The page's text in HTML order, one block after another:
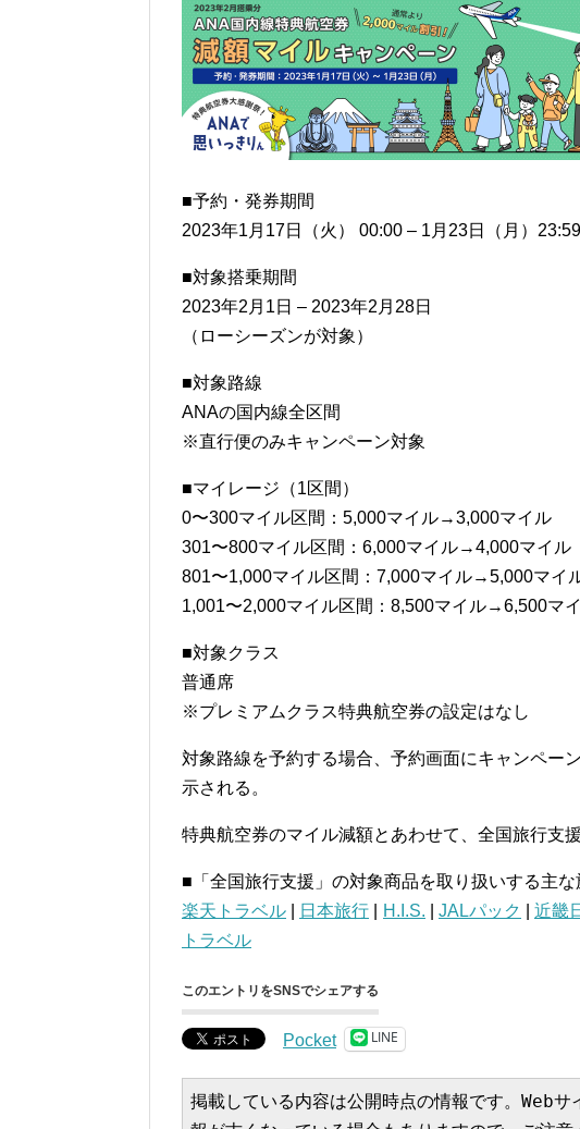
■予約・発券期間
2023年1月17日（火） 00:00 – 1月23日（月）23:59
■対象搭乗期間
2023年2月1日 – 2023年2月28日
（ローシーズンが対象）
■対象路線
ANAの国内線全区間
※直行便のみキャンペーン対象
■マイレージ（1区間）
0〜300マイル区間：5,000マイル→3,000マイル
301〜800マイル区間：6,000マイル→4,000マイル
801〜1,000マイル区間：7,000マイル→5,000マイ
1,001〜2,000マイル区間：8,500マイル→6,500マ
■対象クラス
普通席
※プレミアムクラス特典航空券の設定はなし
対象路線を予約する場合、予約画面にキャンペー
示される。
特典航空券のマイル減額とあわせて、全国旅行支
■「全国旅行支援」の対象商品を取り扱いする主な
楽天トラベル
日本旅行 H.I.S. JALパック 近畿
トラベル
このエントリをSNSでシェアする
Pocket LINE
掲載している内容は公開時点の情報です。Web